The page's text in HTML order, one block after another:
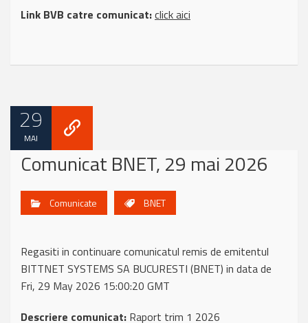
Link BVB catre comunicat:click aici
29
MAI
Comunicat BNET, 29 mai 2026
Comunicate BNET
Regasiti in continuare comunicatul remis de emitentul
BITTNET SYSTEMS SA BUCURESTI (BNET) in data de
Fri, 29 May 2026 15:00:20 GMT
Descriere comunicat: Raport trim 1 2026